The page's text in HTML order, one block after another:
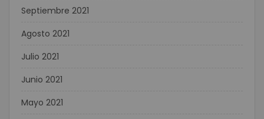
Septiembre 2021
Agosto 2021
Julio 2021
Junio 2021
Mayo 2021